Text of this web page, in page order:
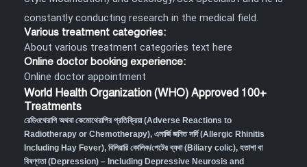
constantly conducting research in the medical field.
Various treatment categories:
About various treatment categories text here
Online doctor booking experience:
Online doctor appointment
World Health Organization (WHO) Approved 100+
Treatments
রেডিওথেরাপি অথবা কেমোথেরাপির প্রতিক্রিয়া (Adverse Reactions to
Radiotherapy or Chemotherapy), এলার্জি জনিত সর্দি (Allergic Rhinitis
Including Hay Fever), বিলিয়ারি কোলিক/পেটের ব্যথা (Biliary colic), হতাশা বা
বিষণ্ণতা (Depression) – Including Depressive Neurosis and